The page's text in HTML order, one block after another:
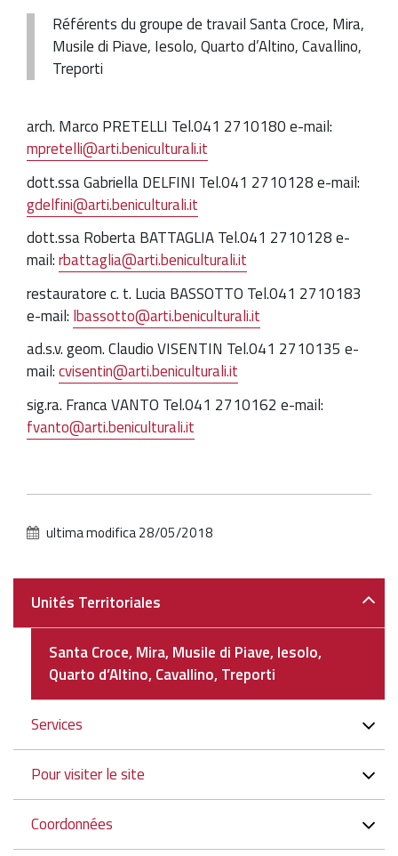
Référents du groupe de travail Santa Croce, Mira,
Musile di Piave, Iesolo, Quarto d’Altino, Cavallino,
Treporti
arch. Marco PRETELLI Tel.041 2710180 e-mail:
mpretelli@arti.beniculturali.it
dott.ssa Gabriella DELFINI Tel.041 2710128 e-mail:
gdelfini@arti.beniculturali.it
dott.ssa Roberta BATTAGLIA Tel.041 2710128 e-
mail:rbattaglia@arti.beniculturali.it
restauratore c. t. Lucia BASSOTTO Tel.041 2710183
e-mail: lbassotto@arti.beniculturali.it
ad.s.v. geom. Claudio VISENTIN Tel.041 2710135 e-
mail:cvisentin@arti.beniculturali.it
sig.ra. Franca VANTO Tel.041 2710162 e-mail:
fvanto@arti.beniculturali.it
ultima modifica28/05/2018
Navigazione
Unités Territoriales
Santa Croce, Mira, Musile di Piave, Iesolo,
Quarto d’Altino, Cavallino, Treporti
Services
Pour visiter le site
Coordonnées